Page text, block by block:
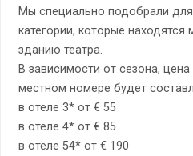
Мы специально подобрали
категории, которые находятся
зданию театра.
В зависимости от сезона,
местном номере будет
в отеле 3* от € 55
в отеле 4* от € 85
в отеле 54* от € 190